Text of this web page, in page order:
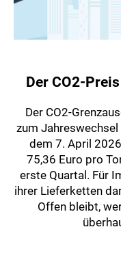
Der CO2-
Der CO2-
zum
dem 7. April
75,36 Euro pro
erste Quartal. Für
ihrer Lieferketten
Offen bleibt,